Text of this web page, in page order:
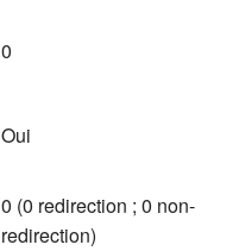
0
Oui
0 (0 redirection ; 0 non-
redirection)